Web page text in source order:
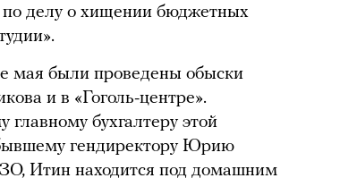
по делу о хищении бюджетных
мая были проведены обыски
и в «Гоголь-центре».
бухгалтеру этой
гендиректору Юрию
Итин находится под домашним